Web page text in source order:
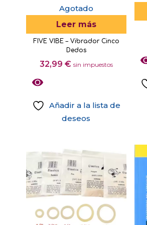
Agotado
Leer más
FIVE VIBE – Vibrador Cinco
Dedos
32,99 € sin impuestos
Añadir a la lista de
deseos